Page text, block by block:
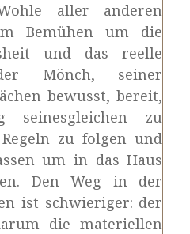
aller anderen
Bemühen um die
und das reelle
Mönch, seiner
bewusst, bereit,
seinesgleichen zu
zu folgen und
um in das Haus
Den Weg in der
ist schwieriger: der
die materiellen